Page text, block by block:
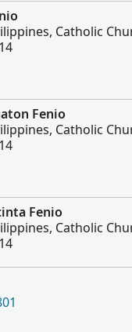
Catholic
Fenio
Catholic
Fenio
Catholic